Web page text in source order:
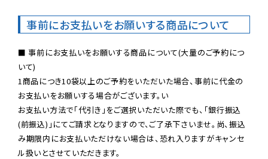
事前にお支払いをお願いする商品について
■ 事前にお支払いをお願いする商品について(大量のご予約につ
いて)
1商品につき10袋以上のご予約をいただいた場合、事前に代金の
お支払いをお願いする場合がございます。い
お支払い方法で「代引き」をご選択いただいた際でも、「銀行振込
(前振込)」にてご請求となりますので、ご了承下さいませ。尚、振込
み期限内にお支払いただけない場合は、恐れ入りますがキャンセ
ル扱いとさせていただきます。